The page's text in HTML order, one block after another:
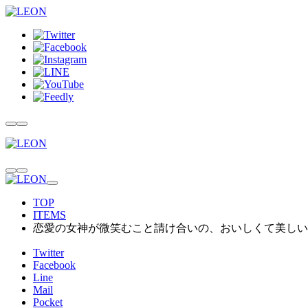
TOP
ITEMS
恋愛の女神が微笑むこと請け合いの、おいしくて美し
Twitter
Facebook
Line
Mail
Pocket